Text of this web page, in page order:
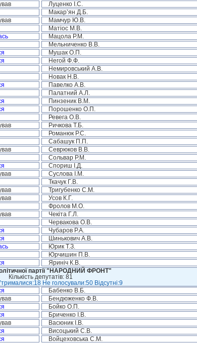
Луценко І.С.
Макар’ян Д.Б.
Мамчур Ю.В.
Матіос М.В.
Мацола Р.М.
Мельниченко В.В.
Мушак О.П.
Негой Ф.Ф.
Немировський А.В.
Новак Н.В.
Павелко А.В.
Палатний А.Л.
Пинзеник В.М.
Порошенко О.П.
Ревега О.В.
Ричкова Т.Б.
Романюк Р.С.
Сабашук П.П.
Севрюков В.В.
Сольвар Р.М.
Спориш І.Д.
Суслова І.М.
Ткачук Г.В.
Тригубенко С.М.
Усов К.Г.
Фролов М.О.
Чекіта Г.Л.
Червакова О.В.
Чубаров Р.А.
Шинькович А.В.
Юрик Т.З.
Юрчишин П.В.
Яриніч К.В.
партії "НАРОДНИЙ ФРОНТ"
Кількість депутатів: 81
Не голосували:50 Відсутні:9
Бабенко В.Б.
Бендюженко Ф.В.
Бойко О.П.
Бриченко І.В.
Васюник І.В.
Висоцький С.В.
Войцеховська С.М.